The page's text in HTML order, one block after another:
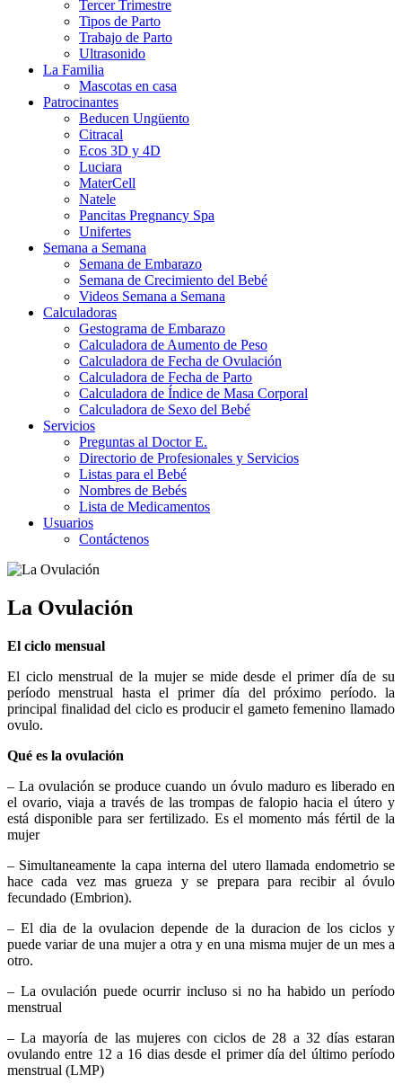
Tercer Trimestre
Tipos de Parto
Trabajo de Parto
Ultrasonido
La Familia
Mascotas en casa
Patrocinantes
Beducen Ungüento
Citracal
Ecos 3D y 4D
Luciara
MaterCell
Natele
Pancitas Pregnancy Spa
Unifertes
Semana a Semana
Semana de Embarazo
Semana de Crecimiento del Bebé
Videos Semana a Semana
Calculadoras
Gestograma de Embarazo
Calculadora de Aumento de Peso
Calculadora de Fecha de Ovulación
Calculadora de Fecha de Parto
Calculadora de Índice de Masa Corporal
Calculadora de Sexo del Bebé
Servicios
Preguntas al Doctor E.
Directorio de Profesionales y Servicios
Listas para el Bebé
Nombres de Bebés
Lista de Medicamentos
Usuarios
Contáctenos
La Ovulación
El ciclo mensual
El ciclo menstrual de la mujer se mide desde el primer día de su
período menstrual hasta el primer día del próximo período. la
principal finalidad del ciclo es producir el gameto femenino llamado
ovulo.
Qué es la ovulación
– La ovulación se produce cuando un óvulo maduro es liberado en
el ovario, viaja a través de las trompas de falopio hacia el útero y
está disponible para ser fertilizado. Es el momento más fértil de la
mujer
– Simultaneamente la capa interna del utero llamada endometrio se
hace cada vez mas grueza y se prepara para recibir al óvulo
fecundado (Embrion).
– El dia de la ovulacion depende de la duracion de los ciclos y
puede variar de una mujer a otra y en una misma mujer de un mes a
otro.
– La ovulación puede ocurrir incluso si no ha habido un período
menstrual
– La mayoría de las mujeres con ciclos de 28 a 32 días estaran
ovulando entre 12 a 16 dias desde el primer día del último período
menstrual (LMP)